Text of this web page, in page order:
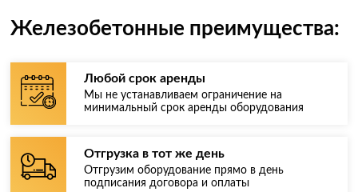
Железобетонные преимущества:
Любой срок аренды
Мы не устанавливаем ограничение на
минимальный срок аренды оборудования
Отгрузка в тот же день
Отгрузим оборудование прямо в день
подписания договора и оплаты